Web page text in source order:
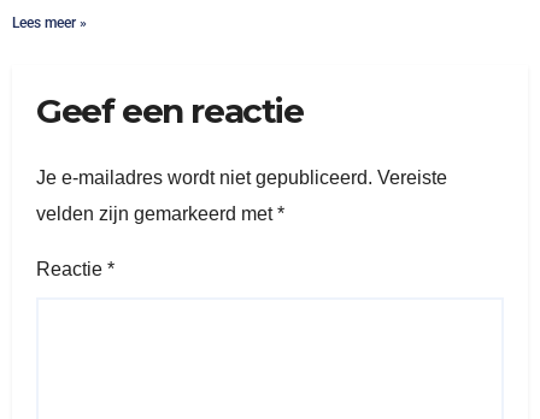
Lees meer »
Geef een reactie
Je e-mailadres wordt niet gepubliceerd. Vereiste
velden zijn gemarkeerd met*
Reactie *